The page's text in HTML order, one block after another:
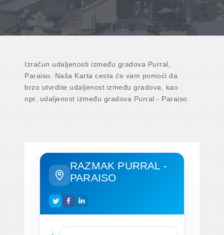
Izračun udaljenosti između gradova Purral,
Paraiso. Naša Karta cesta će vam pomoći da
brzo utvrdite udaljenost između gradova, kao
npr. udaljenost između gradova Purral - Paraiso.
RAZMAK PURRAL -
PARAISO